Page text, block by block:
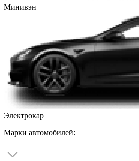
Минивэн
Электрокар
Марки автомобилей: